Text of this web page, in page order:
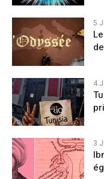
5
4
3